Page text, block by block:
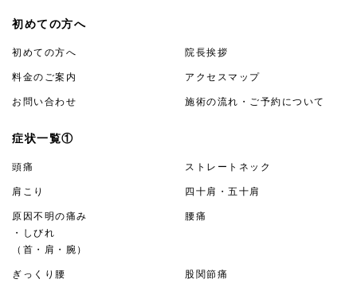
初めての方へ
初めての方へ 院長挨拶
料金のご案内 アクセスマップ
お問い合わせ 施術の流れ・ご予約について
症状一覧①
頭痛 ストレートネック
肩こり 四十肩・五十肩
原因不明の痛み
・しびれ
（首・肩・腕）
腰痛
ぎっくり腰 股関節痛